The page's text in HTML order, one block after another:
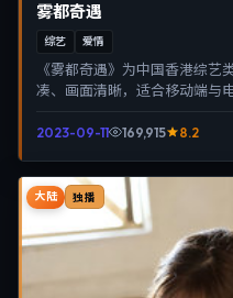
雾都奇遇
综艺 爱情
《雾都奇遇》为中国香港综艺
凑、画面清晰，适合移动端与
2023-09-11 169,915 8.2
大陆 独播